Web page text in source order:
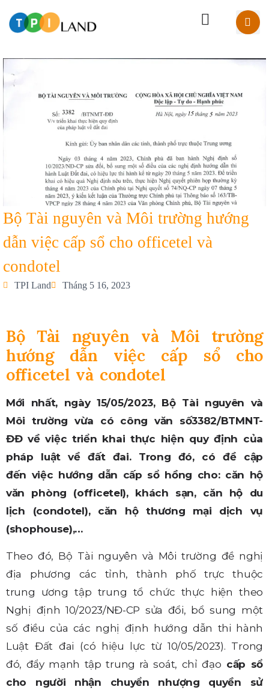
Bộ Tài nguyên và Môi trường hướng
dẫn việc cấp sổ cho officetel và
condotel
TPI Land Tháng 5 16, 2023
Bộ Tài nguyên và Môi trường
hướng dẫn việc cấp sổ cho
officetel và condotel
Mới nhất, ngày 15/05/2023, Bộ Tài nguyên và
Môi trường vừa có công văn số3382/BTMNT-
ĐĐ về việc triển khai thực hiện quy định của
pháp luật về đất đai. Trong đó, có đề cập
đến việc hướng dẫn cấp sổ hồng cho: căn hộ
văn phòng (officetel), khách sạn, căn hộ du
lịch (condotel), căn hộ thương mại dịch vụ
(shophouse),…
Theo đó, Bộ Tài nguyên và Môi trường đề nghị
địa phương các tỉnh, thành phố trực thuộc
trung ương tập trung tổ chức thực hiện theo
Nghị định 10/2023/NĐ-CP sửa đổi, bổ sung một
số điều của các nghị định hướng dẫn thi hành
Luật Đất đai (có hiệu lực từ 10/05/2023). Trong
đó, đẩy mạnh tập trung rà soát, chỉ đạo cấp sổ
cho người nhận chuyển nhượng quyền sử